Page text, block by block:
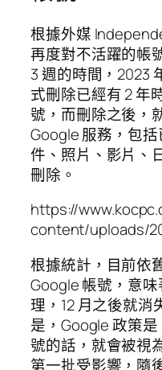
根據外媒
再度對不活躍的帳
3 週的時間，2023
式刪除已經有 2 年
號，而刪除之後，
Google 服務，包
件、照片、影片、
刪除。
https://
content/uploads/
根據統計，目前依
Google 帳號，意
理，12 月之後就消
是，Google 政策
號的話，就會被視
第一批受影響，隨